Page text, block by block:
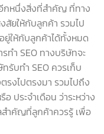
กหนึ่งสิ่งที่สำคัญ ที่ทาง
สัยให้กับลูกค้า รวมไป
ยู่ให้กับลูกค้าได้ทั้งหมด
ทำ SEO ทางบริษัทจะ
รับทำ SEO ควรเก็บ
รงไปตรงมา รวมไปถึง
ประจำเดือน ว่าระหว่าง
สำคัญที่ลูกค้าควรรู้ เพื่อ